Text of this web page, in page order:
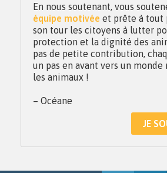
En nous soutenant, vous
équipe motivée et prête à tout
son tour les citoyens à lutter
protection et la dignité des
pas de petite contribution,
un pas en avant vers un
les animaux !
– Océane
JE